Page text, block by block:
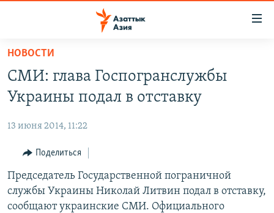
Вернуться
основному
содержанию
Вернутся
навигации
Вернутся
поиску
УЗБЕКИСТАН
ТАДЖИКИСТАН
ВОЙНА В УКРАИНЕ
НА ДРУГИХ ЯЗЫКАХ
ҚАЗАҚША
КЫРГЫЗЧА
НОВОСТИ
СМИ: глава Госпогранслужбы
Украины подал в отставку
13 июня 2014, 11:22
Поделиться
Председатель Государственной пограничной
службы Украины Николай Литвин подал в отставку,
сообщают украинские СМИ. Официального